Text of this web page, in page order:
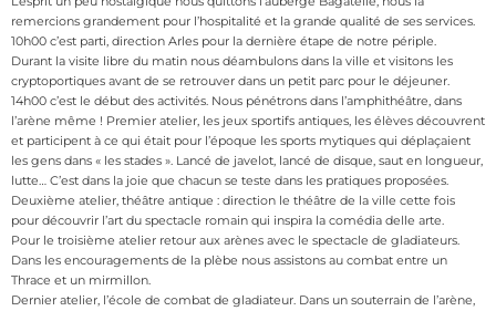
remercions grandement pour l’hospitalité et la grande qualité de ses services.
10h00 c’est parti, direction Arles pour la dernière étape de notre périple.
Durant la visite libre du matin nous déambulons dans la ville et visitons les
cryptoportiques avant de se retrouver dans un petit parc pour le déjeuner.
14h00 c’est le début des activités. Nous pénétrons dans l’amphithéâtre, dans
l’arène même ! Premier atelier, les jeux sportifs antiques, les élèves découvrent
et participent à ce qui était pour l’époque les sports mytiques qui déplaçaient
les gens dans « les stades ». Lancé de javelot, lancé de disque, saut en longueur,
lutte… C’est dans la joie que chacun se teste dans les pratiques proposées.
Deuxième atelier, théâtre antique : direction le théâtre de la ville cette fois
pour découvrir l’art du spectacle romain qui inspira la comédia delle arte.
Pour le troisième atelier retour aux arènes avec le spectacle de gladiateurs.
Dans les encouragements de la plèbe nous assistons au combat entre un
Thrace et un mirmillon.
Dernier atelier, l’école de combat de gladiateur. Dans un souterrain de l’arène,